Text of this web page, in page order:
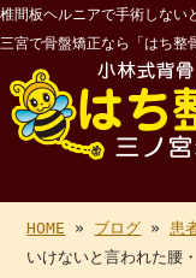
椎間板ヘルニアで手術しない
三宮で骨盤矯正なら「はち整
HOME » ブログ »患
いけないと言われた腰